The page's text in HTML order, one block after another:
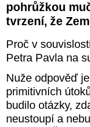
pohrůžkou
tvrzení, že
Proč v
Petra Pavla na
Nuže odpověď
primitivních
budilo otázky,
neustoupí a